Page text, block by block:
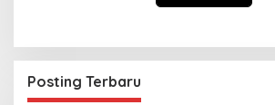
Posting Terbaru